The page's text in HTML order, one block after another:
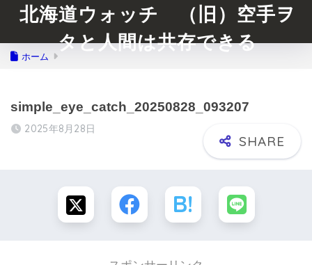
北海道ウォッチ （旧）空手ヲ
タと人間は共存できる
ホーム
simple_eye_catch_20250828_093207
2025年8月28日